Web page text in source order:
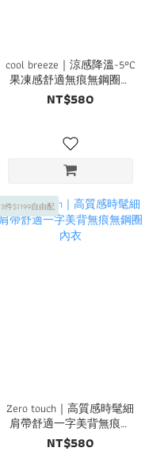
cool breeze｜涼感降溫-5°C
果凍感舒適無痕無鋼圈內
衣
NT$580
3件$1199自由配
Zero touch｜高質感時髦細
肩帶舒適一字美背無痕無
鋼圈內衣
NT$580